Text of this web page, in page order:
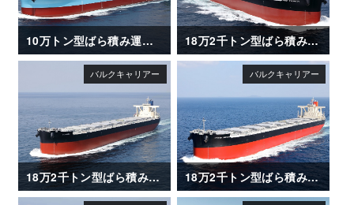
10万トン型ばら積み運搬船「ENERGIA AZALEA」 18万2千トン型ばら積み運搬船「FIRST ETERNITY」
18万2千トン型ばら積み運搬船「FLORIDA」 18万2千トン型ばら積み運搬船「GRAND SAKURA」